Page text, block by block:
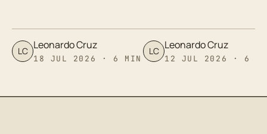
LC Leonardo Cruz
18 JUL 2026 · 6 MIN
LC Leonardo Cruz
12 JUL 2026 · 6